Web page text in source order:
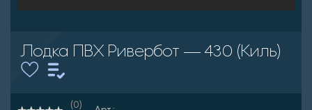
Лодка ПВХ Ривербот — 430 (Киль)
(0)